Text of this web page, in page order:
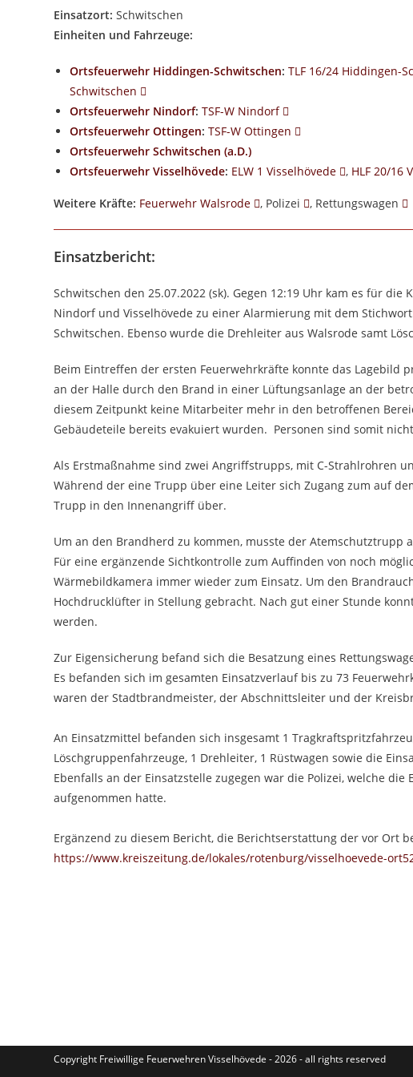
Einsatzort: Schwitschen
Einheiten und Fahrzeuge:
Ortsfeuerwehr Hiddingen-Schwitschen: TLF 16/24 Hiddingen-
Schwitschen
Ortsfeuerwehr Nindorf: TSF-W Nindorf
Ortsfeuerwehr Ottingen: TSF-W Ottingen
Ortsfeuerwehr Schwitschen (a.D.)
Ortsfeuerwehr Visselhövede: ELW 1 Visselhövede , HLF 20/16
Weitere Kräfte: Feuerwehr Walsrode , Polizei , Rettungswagen
Einsatzbericht:
Schwitschen den 25.07.2022 (sk). Gegen 12:19 Uhr kam es für
Nindorf und Visselhövede zu einer Alarmierung mit dem
Schwitschen. Ebenso wurde die Drehleiter aus Walsrode samt
Beim Eintreffen der ersten Feuerwehrkräfte konnte das Lagebild
an der Halle durch den Brand in einer Lüftungsanlage an der
diesem Zeitpunkt keine Mitarbeiter mehr in den betroffenen
Gebäudeteile bereits evakuiert wurden. Personen sind somit
Als Erstmaßnahme sind zwei Angriffstrupps, mit C-Strahlrohren
Während der eine Trupp über eine Leiter sich Zugang zum auf
Trupp in den Innenangriff über.
Um an den Brandherd zu kommen, musste der
Für eine ergänzende Sichtkontrolle zum Auffinden von noch
Wärmebildkamera immer wieder zum Einsatz. Um den
Hochdrucklüfter in Stellung gebracht. Nach gut einer Stunde
werden.
Zur Eigensicherung befand sich die Besatzung eines
Es befanden sich im gesamten Einsatzverlauf bis zu 73
waren der Stadtbrandmeister, der Abschnittsleiter und der
An Einsatzmittel befanden sich insgesamt 1
Löschgruppenfahrzeuge, 1 Drehleiter, 1 Rüstwagen sowie die
Ebenfalls an der Einsatzstelle zugegen war die Polizei, welche
aufgenommen hatte.
Ergänzend zu diesem Bericht, die Berichtserstattung der vor Ort
https://www.kreiszeitung.de/lokales/rotenburg/visselhoevede-
Copyright Freiwillige Feuerwehren Visselhövede - 2026 - all rights reserved